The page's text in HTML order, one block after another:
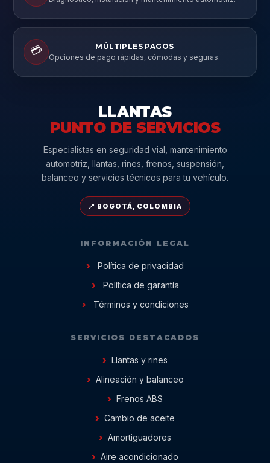
💳
MÚLTIPLES PAGOS
Opciones de pago rápidas, cómodas y seguras.
LLANTAS
PUNTO DE SERVICIOS
Especialistas en seguridad vial, mantenimiento
automotriz, llantas, rines, frenos, suspensión,
balanceo y servicios técnicos para tu vehículo.
📍 BOGOTÁ, COLOMBIA
INFORMACIÓN LEGAL
Política de privacidad
Política de garantía
Términos y condiciones
SERVICIOS DESTACADOS
Llantas y rines
Alineación y balanceo
Frenos ABS
Cambio de aceite
Amortiguadores
Aire acondicionado